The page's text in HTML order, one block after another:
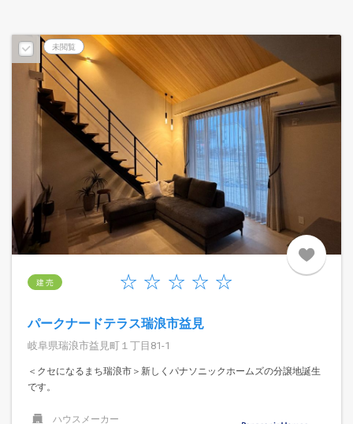
未閲覧
建 売
パークナードテラス瑞浪市益見
岐阜県瑞浪市益見町１丁目81-1
＜クセになるまち瑞浪市＞新しくパナソニックホームズの分譲地誕生
です。
ハウスメーカー